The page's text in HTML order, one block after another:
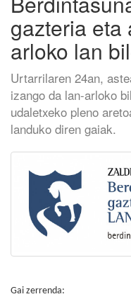
gazteria eta
arloko lan
Urtarrilaren 24an,
izango da lan-arloko
udaletxeko pleno
landuko diren gaiak.
Gai zerrenda: